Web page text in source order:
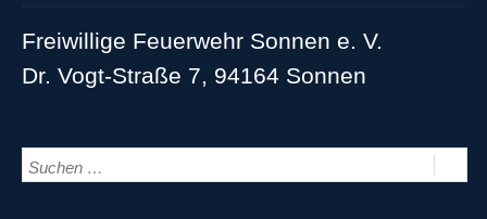
Freiwillige Feuerwehr Sonnen e. V.
Dr. Vogt-Straße 7, 94164 Sonnen